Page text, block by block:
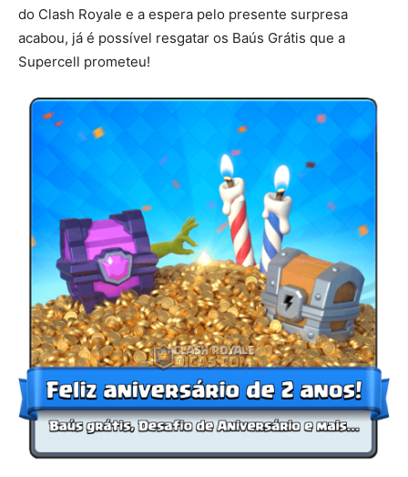
do Clash Royale e a espera pelo presente surpresa
acabou, já é possível resgatar os Baús Grátis que a
Supercell prometeu!